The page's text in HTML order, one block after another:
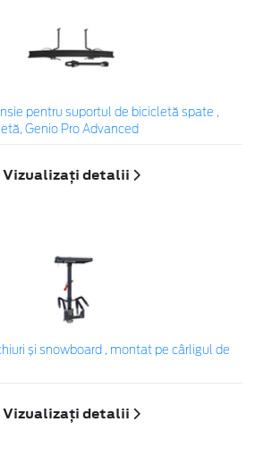
pentru suportul de bicicletă spate ,
Genio Pro Advanced
Vizualizați detalii
și snowboard , montat pe cârligul de
Vizualizați detalii